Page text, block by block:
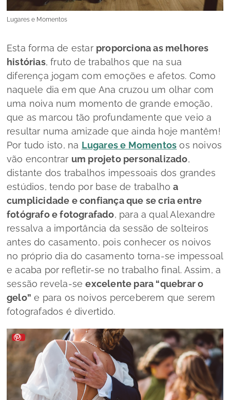
Lugares e Momentos
Esta forma de estar proporciona as melhores
histórias, fruto de trabalhos que na sua
diferença jogam com emoções e afetos. Como
naquele dia em que Ana cruzou um olhar com
uma noiva num momento de grande emoção,
que as marcou tão profundamente que veio a
resultar numa amizade que ainda hoje mantêm!
Por tudo isto, na Lugares e Momentos os noivos
vão encontrar um projeto personalizado,
distante dos trabalhos impessoais dos grandes
estúdios, tendo por base de trabalho a
cumplicidade e confiança que se cria entre
fotógrafo e fotografado, para a qual Alexandre
ressalva a importância da sessão de solteiros
antes do casamento, pois conhecer os noivos
no próprio dia do casamento torna-se impessoal
e acaba por refletir-se no trabalho final. Assim, a
sessão revela-se excelente para “quebrar o
gelo” e para os noivos perceberem que serem
fotografados é divertido.